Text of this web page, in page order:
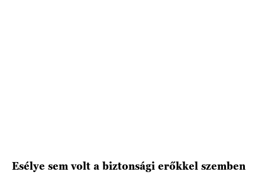
Esélye sem volt a biztonsági erőkkel szemben